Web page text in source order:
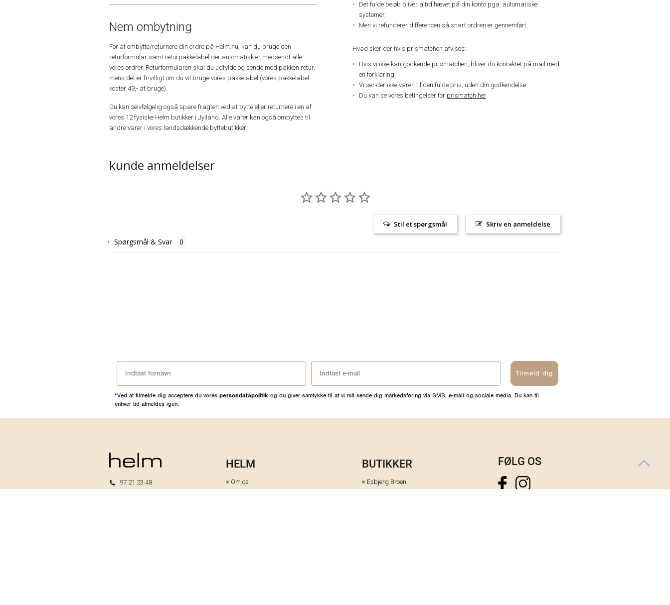
Nem ombytning
For at ombytte/returnere din ordre på Helm.nu, kan du bruge den
returformular samt returpakkelabel der automatisk er medsendt alle
vores ordrer. Returformularen skal du udfylde og sende med pakken retur,
mens det er frivilligt om du vil bruge vores pakkelabel (vores pakkelabel
koster 49,- at bruge).
Du kan selvfølgelig også spare fragten ved at bytte eller returnere i en af
vores 12 fysiske Helm butikker i Jylland. Alle varer kan også ombyttes til
andre varer i vores landsdækkende byttebutikker.
Det fulde beløb bliver altid hævet på din konto pga. automatiske
systemer,
Men vi refunderer differencen så snart ordren er gennemført.
Hvad sker der hvis prismatchen afvises:
Hvis vi ikke kan godkende prismatchen, bliver du kontaktet på mail med
en forklaring.
Vi sender ikke varen til den fulde pris, uden din godkendelse.
Du kan se vores betingelser for prismatch her.
kunde anmeldelser
Skriv en anmeldelse
Stil et spørgsmål
Spørgsmål & Svar
Tilmeld dig
*Ved at tilmelde dig acceptere du vores persondatapolitik og du giver samtykke til at vi må sende dig markedsføring via SMS, e-mail og sociale media. Du kan til
enhver tid afmeldes igen.
97 21 23 48
HELM
Om os
BUTIKKER
Esbjerg Broen
FØLG OS